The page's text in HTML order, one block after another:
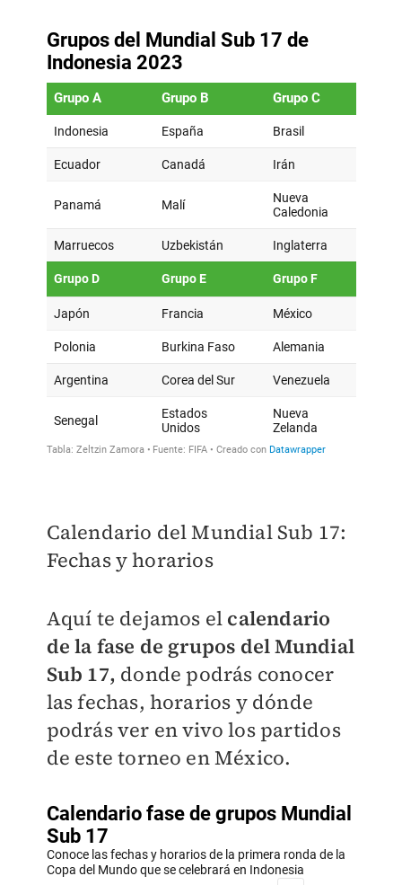
Calendario del Mundial Sub 17:
Fechas y horarios
Aquí te dejamos el calendario
de la fase de grupos del Mundial
Sub 17, donde podrás conocer
las fechas, horarios y dónde
podrás ver en vivo los partidos
de este torneo en México.